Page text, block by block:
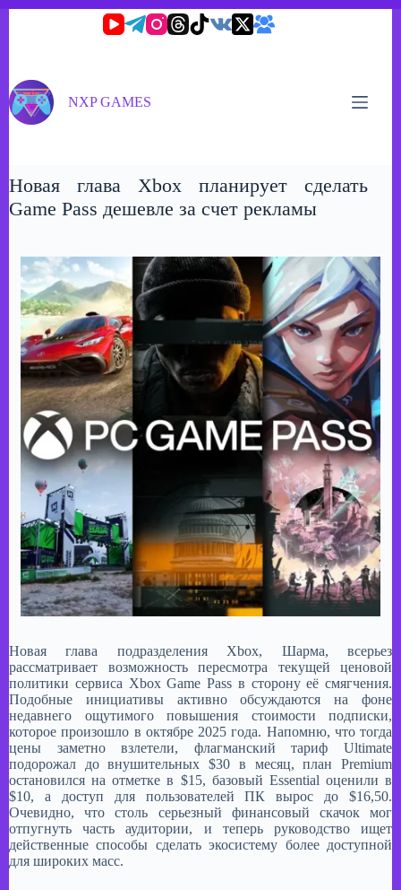
NXP GAMES
Новая глава Xbox планирует сделать
Game Pass дешевле за счет рекламы
Новая глава подразделения Xbox, Шарма, всерьез
рассматривает возможность пересмотра текущей ценовой
политики сервиса Xbox Game Pass в сторону её смягчения.
Подобные инициативы активно обсуждаются на фоне
недавнего ощутимого повышения стоимости подписки,
которое произошло в октябре 2025 года. Напомню, что тогда
цены заметно взлетели, флагманский тариф Ultimate
подорожал до внушительных $30 в месяц, план Premium
остановился на отметке в $15, базовый Essential оценили в
$10, а доступ для пользователей ПК вырос до $16,50.
Очевидно, что столь серьезный финансовый скачок мог
отпугнуть часть аудитории, и теперь руководство ищет
действенные способы сделать экосистему более доступной
для широких масс.